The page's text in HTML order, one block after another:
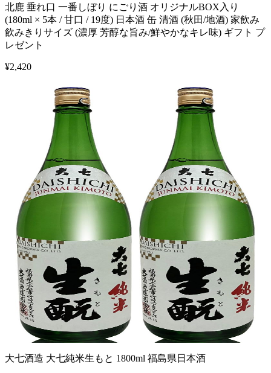
北鹿 垂れ口 一番しぼり にごり酒 オリジナルBOX入り
(180ml × 5本 / 甘口 / 19度) 日本酒 缶 清酒 (秋田/地酒) 家飲み
飲みきりサイズ (濃厚 芳醇な旨み/鮮やかなキレ味) ギフト プ
レゼント
¥2,420
大七酒造 大七純米生もと 1800ml 福島県日本酒